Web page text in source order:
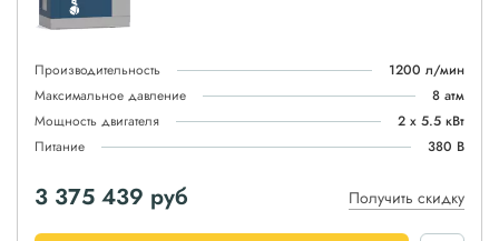
Производительность
1200 л/мин
Максимальное давление
8 атм
Мощность двигателя
2 х 5.5 кВт
Питание
380 В
3 375 439 руб Получить скидку